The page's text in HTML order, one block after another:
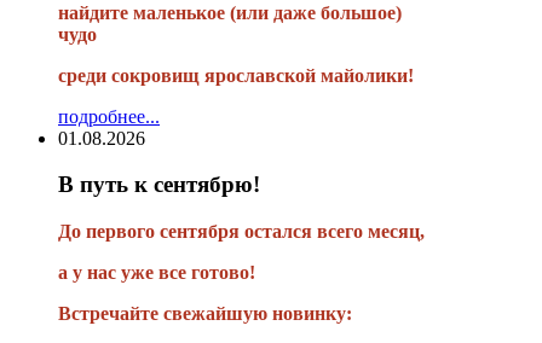
найдите маленькое (или даже большое)
чудо
среди сокровищ ярославской майолики!
подробнее...
01.08.2026
В путь к сентябрю!
До первого сентября остался всего месяц,
а у нас уже все готово!
Встречайте свежайшую новинку: